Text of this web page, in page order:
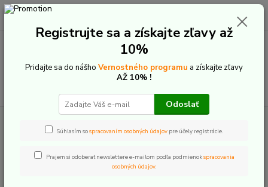
+421 907 20 22 33
0,00 €
Lapierre
Registrujte sa a získajte zľavy až
10%
Pridajte sa do nášho Vernostného programu a získajte zľavy
AŽ 10% !
Odoslať
Súhlasím sospracovaním osobných údajov pre účely registrácie.
Prajem si odoberať newslettere e-mailom podľa podmienokspracovania
osobných údajov.